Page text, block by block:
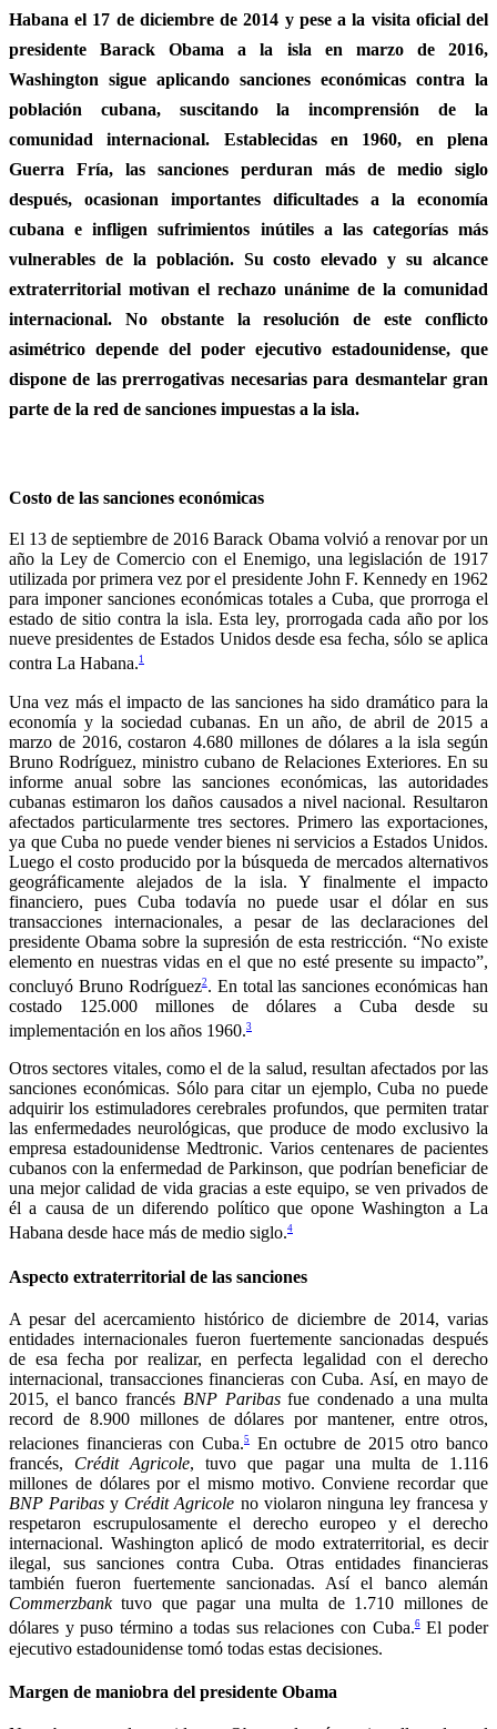
Habana el 17 de diciembre de 2014 y pese a la visita oficial del
presidente Barack Obama a la isla en marzo de 2016,
Washington sigue aplicando sanciones económicas contra la
población cubana, suscitando la incomprensión de la
comunidad internacional. Establecidas en 1960, en plena
Guerra Fría, las sanciones perduran más de medio siglo
después, ocasionan importantes dificultades a la economía
cubana e infligen sufrimientos inútiles a las categorías más
vulnerables de la población. Su costo elevado y su alcance
extraterritorial motivan el rechazo unánime de la comunidad
internacional. No obstante la resolución de este conflicto
asimétrico depende del poder ejecutivo estadounidense, que
dispone de las prerrogativas necesarias para desmantelar gran
parte de la red de sanciones impuestas a la isla.
Costo de las sanciones económicas
El 13 de septiembre de 2016 Barack Obama volvió a renovar por un
año la Ley de Comercio con el Enemigo, una legislación de 1917
utilizada por primera vez por el presidente John F. Kennedy en 1962
para imponer sanciones económicas totales a Cuba, que prorroga el
estado de sitio contra la isla. Esta ley, prorrogada cada año por los
nueve presidentes de Estados Unidos desde esa fecha, sólo se aplica
contra La Habana. 1
Una vez más el impacto de las sanciones ha sido dramático para la
economía y la sociedad cubanas. En un año, de abril de 2015 a
marzo de 2016, costaron 4.680 millones de dólares a la isla según
Bruno Rodríguez, ministro cubano de Relaciones Exteriores. En su
informe anual sobre las sanciones económicas, las autoridades
cubanas estimaron los daños causados a nivel nacional. Resultaron
afectados particularmente tres sectores. Primero las exportaciones,
ya que Cuba no puede vender bienes ni servicios a Estados Unidos.
Luego el costo producido por la búsqueda de mercados alternativos
geográficamente alejados de la isla. Y finalmente el impacto
financiero, pues Cuba todavía no puede usar el dólar en sus
transacciones internacionales, a pesar de las declaraciones del
presidente Obama sobre la supresión de esta restricción. “No existe
elemento en nuestras vidas en el que no esté presente su impacto”,
concluyó Bruno Rodríguez2. En total las sanciones económicas han
costado 125.000 millones de dólares a Cuba desde su
implementación en los años 1960.3
Otros sectores vitales, como el de la salud, resultan afectados por las
sanciones económicas. Sólo para citar un ejemplo, Cuba no puede
adquirir los estimuladores cerebrales profundos, que permiten tratar
las enfermedades neurológicas, que produce de modo exclusivo la
empresa estadounidense Medtronic. Varios centenares de pacientes
cubanos con la enfermedad de Parkinson, que podrían beneficiar de
una mejor calidad de vida gracias a este equipo, se ven privados de
él a causa de un diferendo político que opone Washington a La
Habana desde hace más de medio siglo.4
Aspecto extraterritorial de las sanciones
A pesar del acercamiento histórico de diciembre de 2014, varias
entidades internacionales fueron fuertemente sancionadas después
de esa fecha por realizar, en perfecta legalidad con el derecho
internacional, transacciones financieras con Cuba. Así, en mayo de
2015, el banco francés BNP Paribasfue condenado a una multa
record de 8.900 millones de dólares por mantener, entre otros,
relaciones financieras con Cuba.5
En octubre de 2015 otro banco
francés, Crédit Agricole, tuvo que pagar una multa de 1.116
millones de dólares por el mismo motivo. Conviene recordar que
BNP Paribas y Crédit Agricole no violaron ninguna ley francesa y
respetaron escrupulosamente el derecho europeo y el derecho
internacional. Washington aplicó de modo extraterritorial, es decir
ilegal, sus sanciones contra Cuba. Otras entidades financieras
también fueron fuertemente sancionadas. Así el banco alemán
Commerzbanktuvo que pagar una multa de 1.710 millones de
dólares y puso término a todas sus relaciones con Cuba.6El poder
ejecutivo estadounidense tomó todas estas decisiones.
Margen de maniobra del presidente Obama